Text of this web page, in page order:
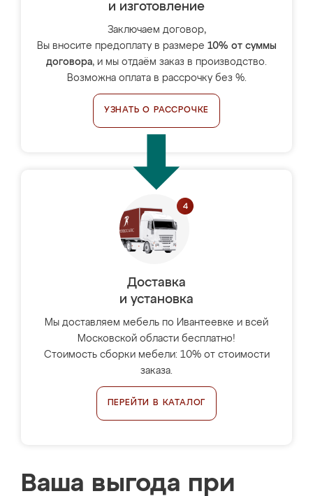
и изготовление
Заключаем договор,
Вы вносите предоплату в размере 10% от суммы
договора, и мы отдаём заказ в производство.
Возможна оплата в рассрочку без %.
УЗНАТЬ О РАССРОЧКЕ
Доставка
и установка
Мы доставляем мебель по Ивантеевке и всей
Московской области бесплатно!
Стоимость сборки мебели: 10% от стоимости
заказа.
ПЕРЕЙТИ В КАТАЛОГ
Ваша выгода при